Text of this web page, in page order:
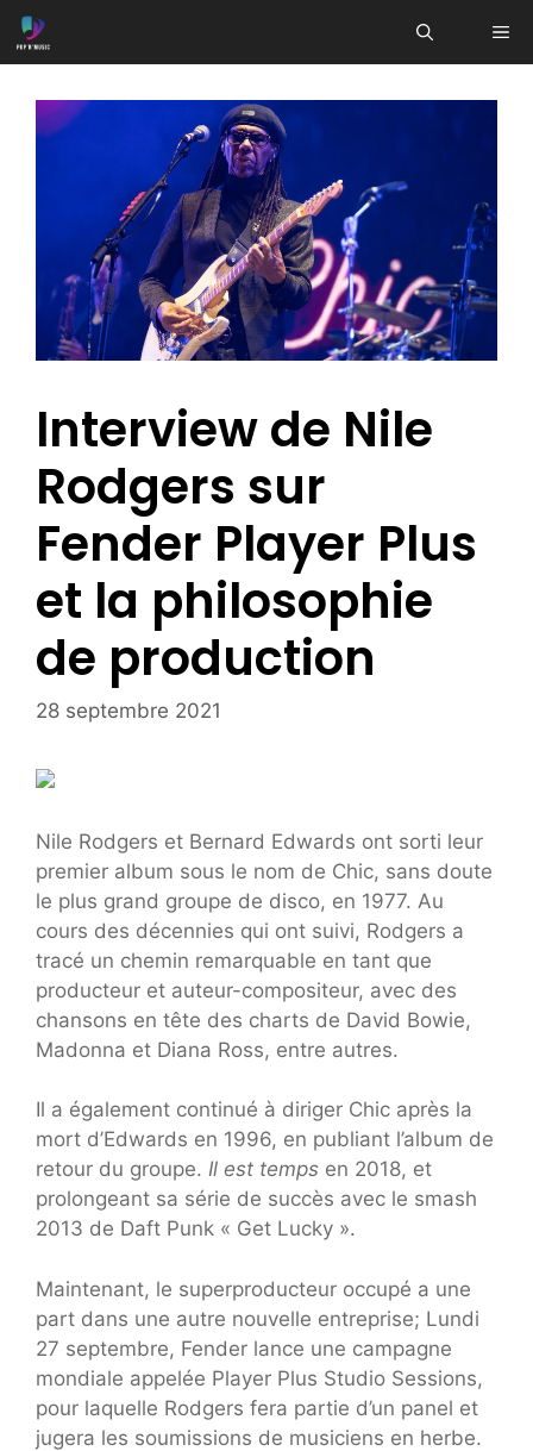
Aller
au
Interview de Nile
Rodgers sur
Fender Player Plus
et la philosophie
de production
28 septembre 2021
Nile Rodgers et Bernard Edwards ont sorti leur
premier album sous le nom de Chic, sans doute
le plus grand groupe de disco, en 1977. Au
cours des décennies qui ont suivi, Rodgers a
tracé un chemin remarquable en tant que
producteur et auteur-compositeur, avec des
chansons en tête des charts de David Bowie,
Madonna et Diana Ross, entre autres.
Il a également continué à diriger Chic après la
mort d’Edwards en 1996, en publiant l’album de
retour du groupe. Il est temps en 2018, et
prolongeant sa série de succès avec le smash
2013 de Daft Punk « Get Lucky ».
Maintenant, le superproducteur occupé a une
part dans une autre nouvelle entreprise; Lundi
27 septembre, Fender lance une campagne
mondiale appelée Player Plus Studio Sessions,
pour laquelle Rodgers fera partie d’un panel et
jugera les soumissions de musiciens en herbe.